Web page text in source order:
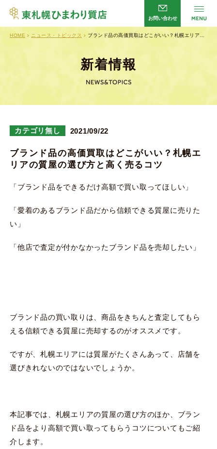
お問い合わせ
HOME サービス
新着情報 プライバシーポリシー
お問い合わせ
土曜日 10：00～13：00
HOME ニュース・トピックス ブランド品の高価買取はどこがいい？札幌エリア…
新着情報
カテゴリ無し 2021/09/22
ブランド品の高価買取はどこがいい？札幌エ
リアの質屋の選び方と高く売るコツ
「ブランド品をできるだけ高額で買い取ってほしい」
「愛着のあるブランド品だから信頼できる質屋に売りた
い」
「他店で査定が付かなかったブランド品を売却したい」
ブランド品の買い取りは、商品をきちんと査定してもら
える信頼できる質屋に売却するのがオススメです。
ですが、札幌エリアには質屋がたくさんあって、店舗を
選びきれないのではないでしょうか。
本記事では、札幌エリアの質屋の選び方のほか、ブラン
ド品をより高額で買い取ってもらうコツについてもご紹
介します。